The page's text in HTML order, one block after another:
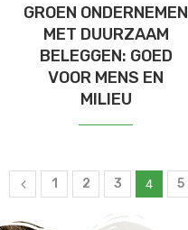
GROEN ONDERNEMEN
MET DUURZAAM
BELEGGEN: GOED
VOOR MENS EN
MILIEU
1 2 3 4 5